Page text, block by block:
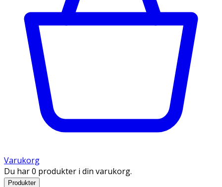
Varukorg
Du har 0 produkter i din varukorg.
Produkter